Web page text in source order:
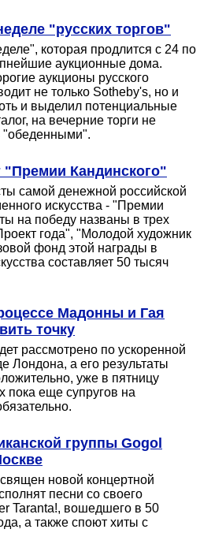
"русских торгов"
которая продлится с 24 по
аукционные дома.
аукционы русского
не только Sotheby's, но и
и выделил потенциальные
на вечерние торги не
"обеденными".
Кандинского"
самой денежной российской
искусства - "Премии
на победу названы в трех
года", "Молодой художник
фонд этой награды в
составляет 50 тысяч
Мадонны и Гая
точку
рассмотрено по ускоренной
Лондона, а его результаты
уже в пятницу
пока еще супругов на
группы Gogol
новой концертной
песни со своего
Taranta!, вошедшего в 50
а также споют хиты с